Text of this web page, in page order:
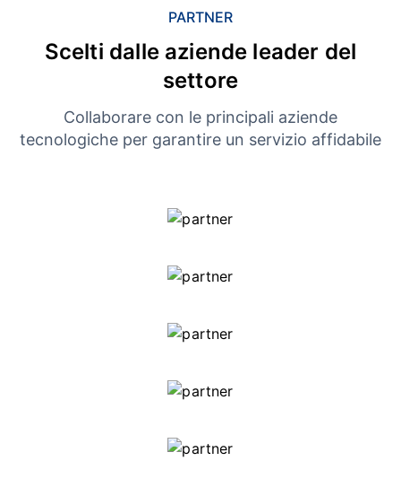
PARTNER
Scelti dalle aziende leader del
settore
Collaborare con le principali aziende
tecnologiche per garantire un servizio affidabile